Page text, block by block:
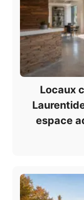
Locaux
espace